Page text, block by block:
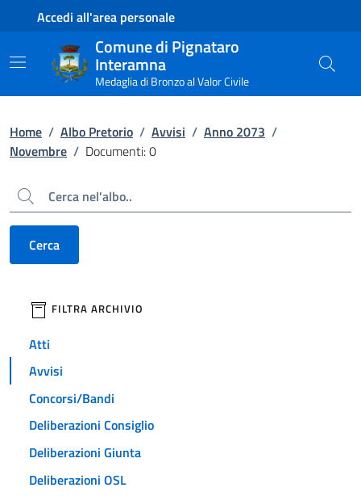
Contenuto principale
Piede di paginaAccedi all'area personale
Comune di Pignataro
Interamna
Medaglia di Bronzo al Valor Civile
Home / Albo Pretorio / Avvisi / Anno 2073 /
Novembre / Documenti: 0
Cerca
Cerca
filtri da applicare
FILTRA ARCHIVIO
Atti
Avvisi
Concorsi/Bandi
Deliberazioni Consiglio
Deliberazioni Giunta
Deliberazioni OSL